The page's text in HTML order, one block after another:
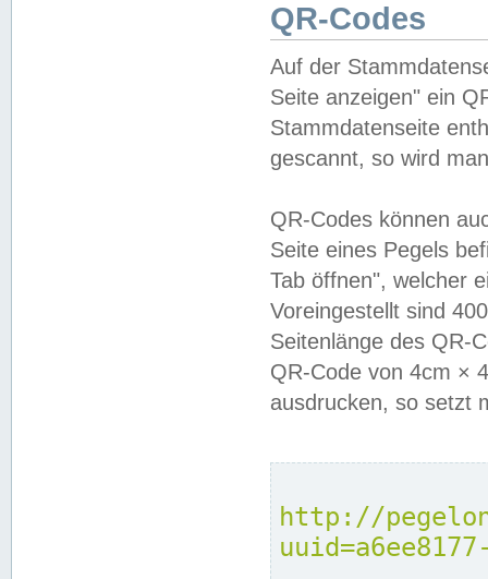
QR-Codes
Auf der
Seite anzeigen" ein
Stammdatenseite
gescannt, so wird
QR-Codes können
Seite eines Pegels
Tab öffnen", welcher
Voreingestellt sind
Seitenlänge des QR-
QR-Code von 4cm ×
ausdrucken, so setzt
http://